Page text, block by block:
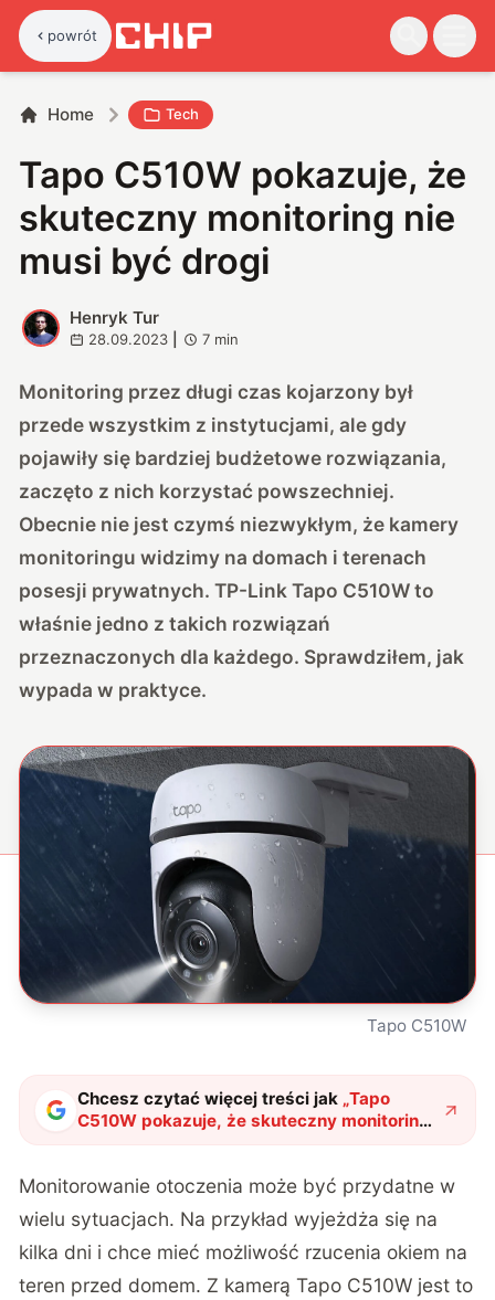
powrót
Home Tech
Tapo C510W pokazuje, że
skuteczny monitoring nie
musi być drogi
H
Henryk Tur
28.09.2023 7 min
Monitoring przez długi czas kojarzony był
przede wszystkim z instytucjami, ale gdy
pojawiły się bardziej budżetowe rozwiązania,
zaczęto z nich korzystać powszechniej.
Obecnie nie jest czymś niezwykłym, że kamery
monitoringu widzimy na domach i terenach
posesji prywatnych. TP-Link Tapo C510W to
właśnie jedno z takich rozwiązań
przeznaczonych dla każdego. Sprawdziłem, jak
wypada w praktyce.
Tapo C510W
Chcesz czytać więcej treści jak „Tapo
C510W pokazuje, że skuteczny monitoring
nie musi być drogi"?
Monitorowanie otoczenia może być przydatne w
wielu sytuacjach. Na przykład wyjeżdża się na
kilka dni i chce mieć możliwość rzucenia okiem na
teren przed domem. Z kamerą Tapo C510W jest to